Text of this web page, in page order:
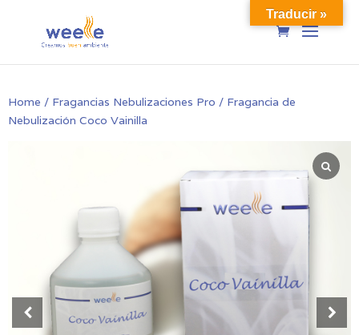
Home / Fragancias Nebulizaciones Pro / Fragancia de
Nebulización Coco Vainilla
Traducir »